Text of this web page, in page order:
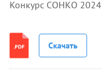
Конкурс СОНКО 2024
Скачать